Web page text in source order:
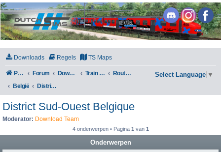
DutchSims
Downloads Regels TS Maps
Portal Forum Downloads Train Simulator Classic
Routes en Scenarios
België
District Sud-Ouest Belgique
Select Language ▼
District Sud-Ouest Belgique
Moderator: Download Team
4 onderwerpen • Pagina 1 van 1
Onderwerpen